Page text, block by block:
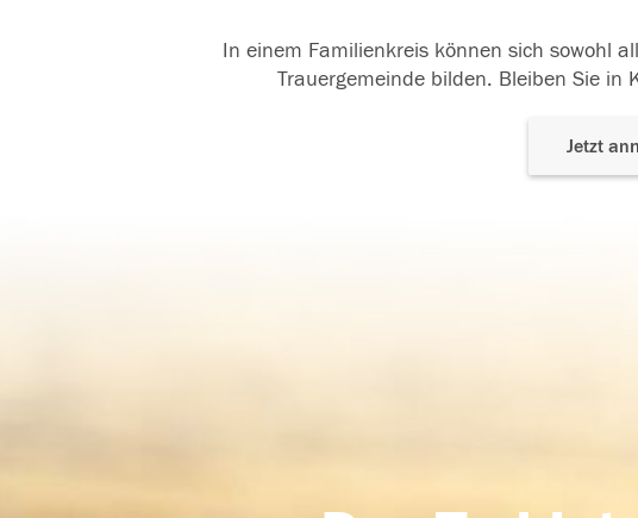
In einem Familienkreis können sich sowohl
Trauergemeinde bilden. Bleiben Sie
Jetzt